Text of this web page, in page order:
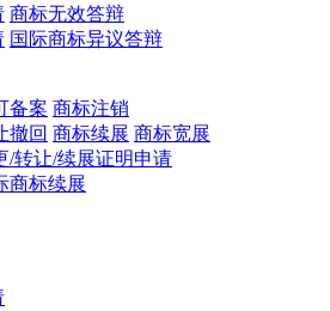
商标无效答辩
国际商标异议答辩
备案 商标注销
撤回 商标续展 商标宽展
/转让/续展证明申请
商标续展